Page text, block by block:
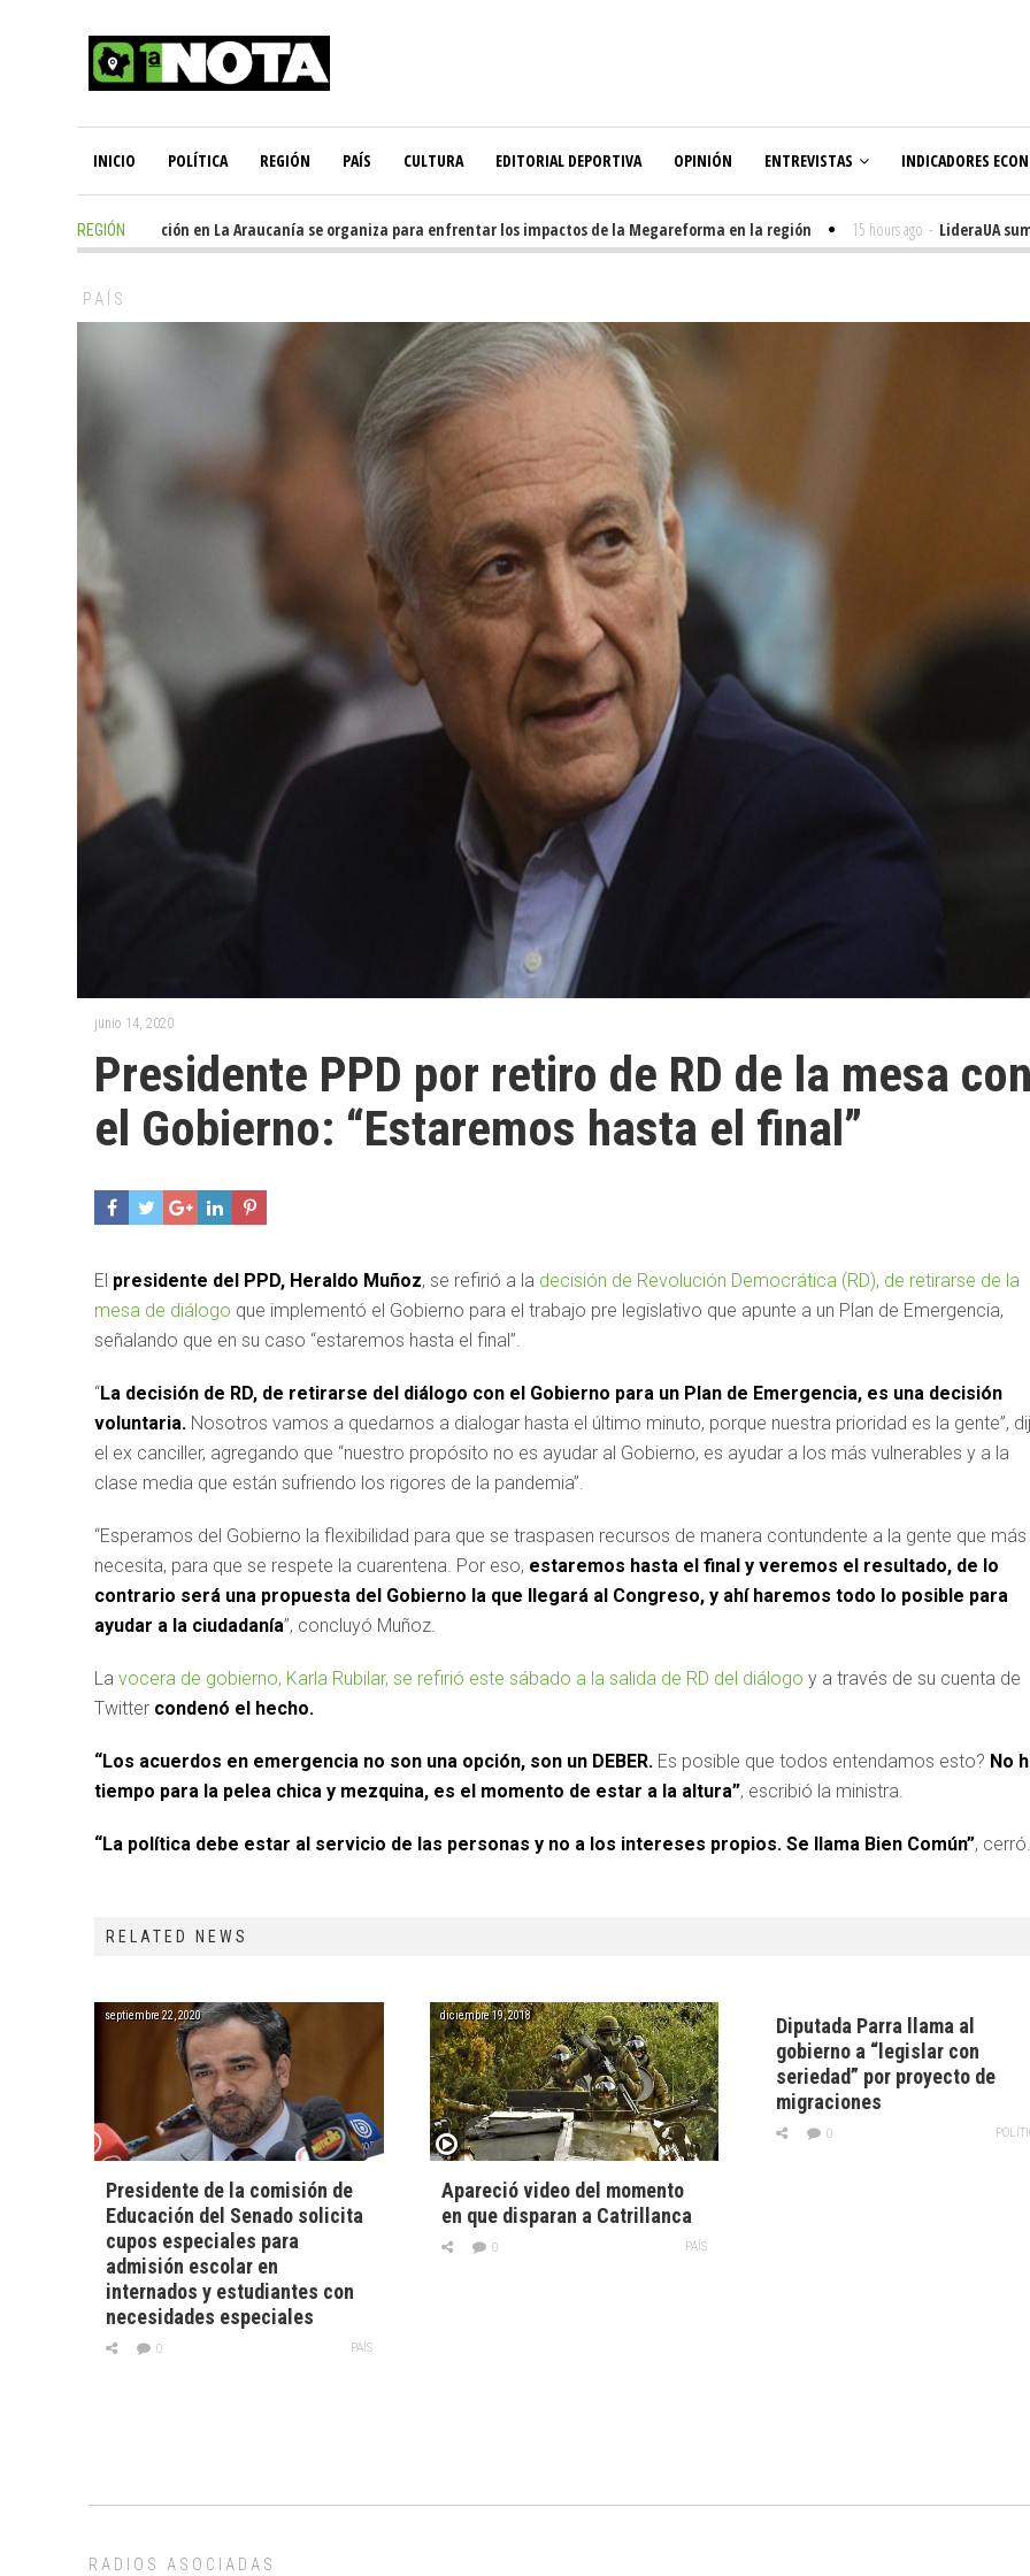
INICIO POLÍTICA REGIÓN PAÍS CULTURA EDITORIAL DEPORTIVA OPINIÓN ENTREVISTAS INDICADORES
REGIÓN
10 hours ago - Oposición en La Araucanía se organiza para enfrentar los impactos de la Megareforma en la región 15 hours ago - LideraUA
PAÍS
junio 14, 2020
Presidente PPD por retiro de RD de la mesa
el Gobierno: “Estaremos hasta el final”
El presidente del PPD, Heraldo Muñoz, se refirió a la decisión de Revolución Democrática (RD), de retirarse de la
mesa de diálogo que implementó el Gobierno para el trabajo pre legislativo que apunte a un Plan de Emergencia,
señalando que en su caso “estaremos hasta el final”.
“La decisión de RD, de retirarse del diálogo con el Gobierno para un Plan de Emergencia, es una decisión
voluntaria. Nosotros vamos a quedarnos a dialogar hasta el último minuto, porque nuestra prioridad es la gente”,
el ex canciller, agregando que “nuestro propósito no es ayudar al Gobierno, es ayudar a los más vulnerables y a la
clase media que están sufriendo los rigores de la pandemia”.
“Esperamos del Gobierno la flexibilidad para que se traspasen recursos de manera contundente a la gente que
necesita, para que se respete la cuarentena. Por eso, estaremos hasta el final y veremos el resultado, de lo
contrario será una propuesta del Gobierno la que llegará al Congreso, y ahí haremos todo lo posible para
ayudar a la ciudadanía”, concluyó Muñoz.
La vocera de gobierno, Karla Rubilar, se refirió este sábado a la salida de RD del diálogo y a través de su cuenta de
Twitter condenó el hecho.
“Los acuerdos en emergencia no son una opción, son un DEBER. Es posible que todos entendamos esto? No
tiempo para la pelea chica y mezquina, es el momento de estar a la altura”, escribió la ministra.
“La política debe estar al servicio de las personas y no a los intereses propios. Se llama Bien Común”, cerró.
RELATED NEWS
septiembre 22, 2020
Presidente de la comisión de
Educación del Senado solicita
cupos especiales para
admisión escolar en
internados y estudiantes con
necesidades especiales
PAÍS
0
diciembre 19, 2018
Apareció video del momento
en que disparan a Catrillanca
PAÍS
0
Diputada Parra llama al
gobierno a “legislar con
seriedad” por proyecto de
migraciones
0
RADIOS ASOCIADAS